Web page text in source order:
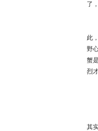
了
此
野
蟹
烈
其